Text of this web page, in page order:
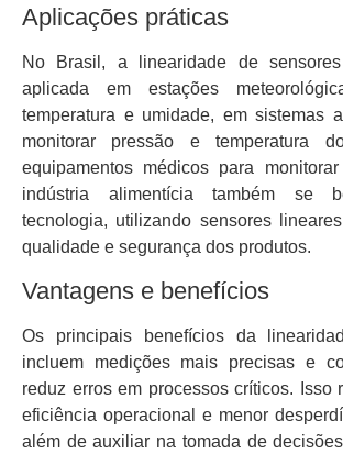
Aplicações práticas
No Brasil, a linearidade de
aplicada em estações
temperatura e umidade, em sistemas
monitorar pressão e temperatura
equipamentos médicos para
indústria alimentícia também se
tecnologia, utilizando sensores
qualidade e segurança dos produtos.
Vantagens e benefícios
Os principais benefícios da
incluem medições mais precisas e
reduz erros em processos críticos. Isso
eficiência operacional e menor
além de auxiliar na tomada de